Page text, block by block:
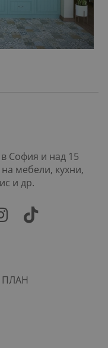
София и над 15
и др.